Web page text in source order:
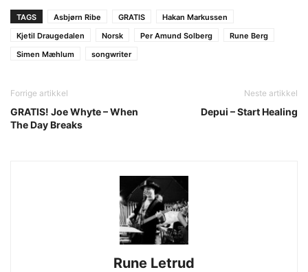
TAGS Asbjørn Ribe GRATIS
Hakan Markussen
Kjetil Draugedalen
Norsk Per Amund Solberg
Rune Berg
Simen Mæhlum
songwriter
Forrige artikkel
GRATIS! Joe Whyte – When
The Day Breaks
Neste artikkel
Depui – Start Healing
Rune Letrud